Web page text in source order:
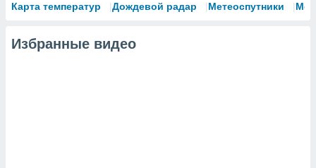
Карта температур Дождевой радар Метеоспутники
Избранные видео